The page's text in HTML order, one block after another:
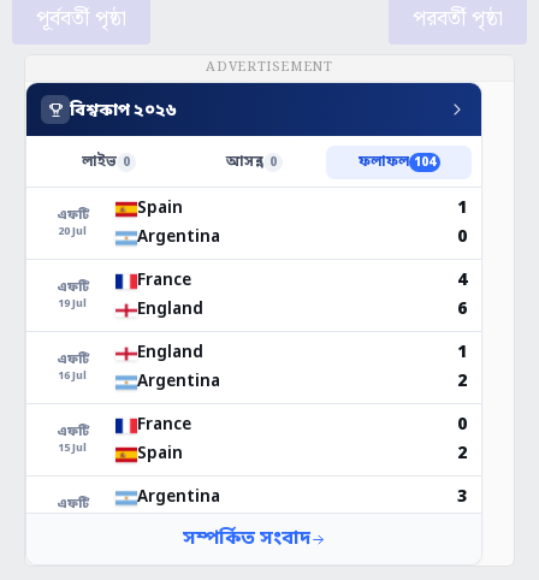
পূর্ববর্তী পৃষ্ঠা পরবর্তী পৃষ্ঠা
ADVERTISEMENT